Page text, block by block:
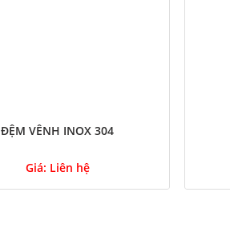
ĐỆM VÊNH INOX 304
Giá: Liên hệ